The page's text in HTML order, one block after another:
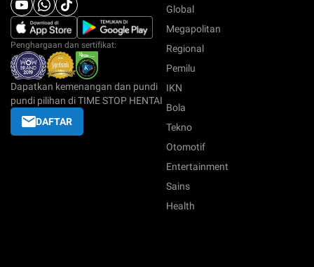
Penghargaan dan sertifikat:
Dapatkan kemenangan dan pundi
pundi pilihan di TIME STOP HENTAI
DAFTAR
Global
Megapolitan
Regional
Pemilu
IKN
Bola
Tekno
Otomotif
Entertainment
Sains
Health